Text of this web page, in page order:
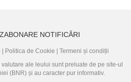
NOTIFICĂRI
Politica de Cookie
Termeni și condiții
ale leului sunt preluate de pe site-ul
(BNR)și au caracter pur informativ.